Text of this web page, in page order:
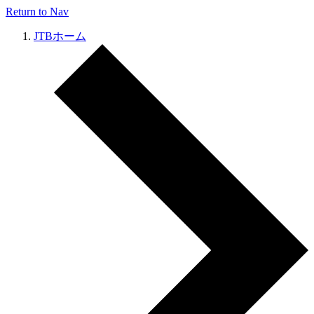
Return to Nav
JTBホーム